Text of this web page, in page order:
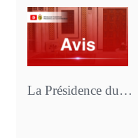
La Présidence du…